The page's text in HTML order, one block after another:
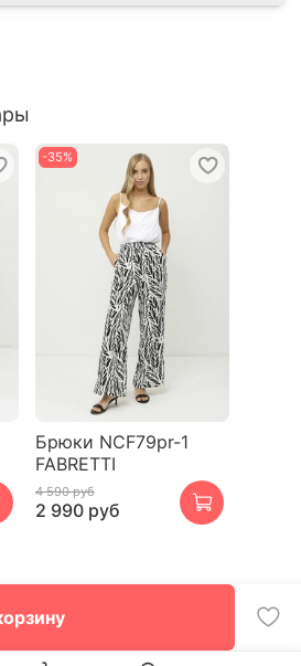
-35%
Брюки NCF79pr-1
FABRETTI
4 590 руб
2 990 руб